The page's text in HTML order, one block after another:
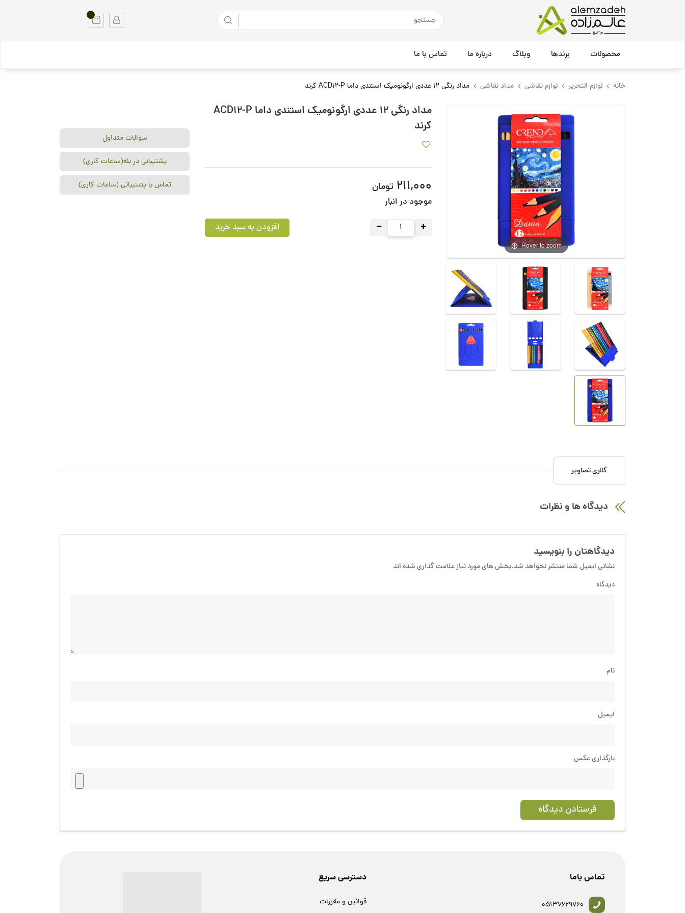
محصولات برندها وبلاگ درباره ما تماس با ما
خانه لوازم التحریر لوازم نقاشی مداد نقاشی مداد رنگی 12 عددی ارگونومیک استندی داما ACD12-P کرند
Hover to zoom
مداد رنگی 12 عددی ارگونومیک استندی داما ACD12-P
کرند
211,000 تومان
موجود در انبار
افزودن به سبد خرید
سوالات متداول
پشتیبانی در بله(ساعات کاری)
تماس با پشتیبانی (ساعات کاری)
گالری تصاویر
دیدگاه ها و نظرات
دیدگاهتان را بنویسید
نشانی ایمیل شما منتشر نخواهد شد.بخش های مورد نیاز علامت گذاری شده اند
دیدگاه
نام
ایمیل
بارگذاری عکس
فرستادن دیدگاه
تماس باما
05137629760
دسترسی سریع
قوانین و مقررات